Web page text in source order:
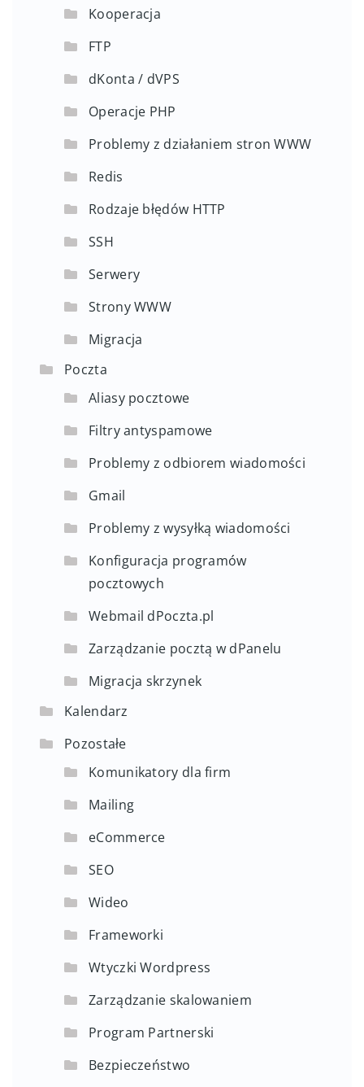
Kooperacja
FTP
dKonta / dVPS
Operacje PHP
Problemy z działaniem stron WWW
Redis
Rodzaje błędów HTTP
SSH
Serwery
Strony WWW
Migracja
Poczta
Aliasy pocztowe
Filtry antyspamowe
Problemy z odbiorem wiadomości
Gmail
Problemy z wysyłką wiadomości
Konfiguracja programów
pocztowych
Webmail dPoczta.pl
Zarządzanie pocztą w dPanelu
Migracja skrzynek
Kalendarz
Pozostałe
Komunikatory dla firm
Mailing
eCommerce
SEO
Wideo
Frameworki
Wtyczki Wordpress
Zarządzanie skalowaniem
Program Partnerski
Bezpieczeństwo